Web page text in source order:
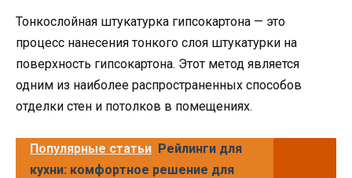
Тонкослойная штукатурка гипсокартона — это
процесс нанесения тонкого слоя штукатурки на
поверхность гипсокартона. Этот метод является
одним из наиболее распространенных способов
отделки стен и потолков в помещениях.
Популярные статьи Рейлинги для
кухни: комфортное решение для